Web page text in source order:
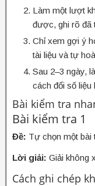
Làm một lượt
được, ghi rõ đã
Chỉ xem gợi ý
tài liệu và tự
Sau 2–3 ngày,
cách đổi số liệu
Bài kiểm tra
Bài kiểm tra 1
Đề: Tự chọn một bài
Lời giải: Giải không
Cách ghi chép